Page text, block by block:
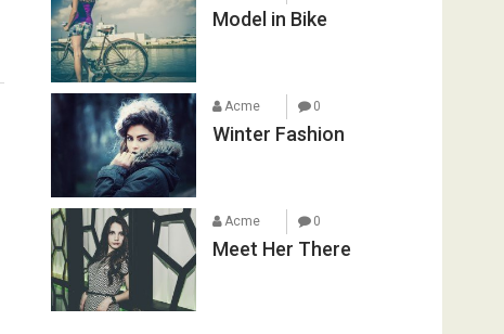
Model in Bike
Acme 0
Winter Fashion
Acme 0
Meet Her There